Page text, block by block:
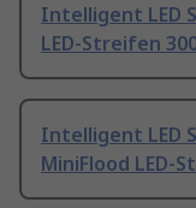
Intelligent LED
LED-Streifen
Intelligent LED
MiniFlood LED-